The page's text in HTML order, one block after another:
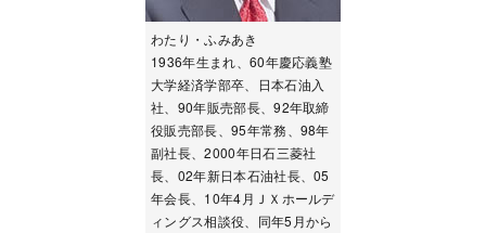
わたり・ふみあき
1936年生まれ、60年慶応義塾
大学経済学部卒、日本石油入
社、90年販売部長、92年取締
役販売部長、95年常務、98年
副社長、2000年日石三菱社
長、02年新日本石油社長、05
年会長、10年4月ＪＸホールデ
ィングス相談役、同年5月から